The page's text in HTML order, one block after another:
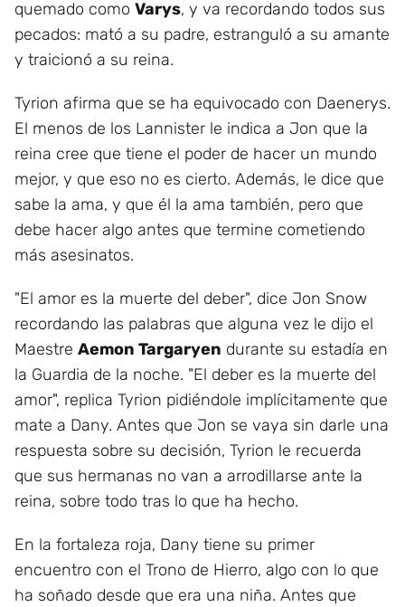
quemado como Varys, y va recordando todos sus
pecados: mató a su padre, estranguló a su amante
y traicionó a su reina.
Tyrion afirma que se ha equivocado con Daenerys.
El menos de los Lannister le indica a Jon que la
reina cree que tiene el poder de hacer un mundo
mejor, y que eso no es cierto. Además, le dice que
sabe la ama, y que él la ama también, pero que
debe hacer algo antes que termine cometiendo
más asesinatos.
"El amor es la muerte del deber", dice Jon Snow
recordando las palabras que alguna vez le dijo el
Maestre Aemon Targaryen durante su estadía en
la Guardia de la noche. "El deber es la muerte del
amor", replica Tyrion pidiéndole implícitamente que
mate a Dany. Antes que Jon se vaya sin darle una
respuesta sobre su decisión, Tyrion le recuerda
que sus hermanas no van a arrodillarse ante la
reina, sobre todo tras lo que ha hecho.
En la fortaleza roja, Dany tiene su primer
encuentro con el Trono de Hierro, algo con lo que
ha soñado desde que era una niña. Antes que